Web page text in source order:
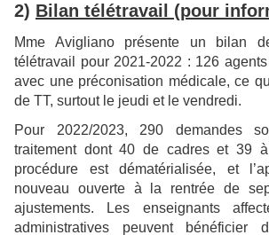
2) Bilan télétravail (pour
Mme Avigliano présente un bilan
télétravail pour 2021-2022 : 126
avec une préconisation médicale, ce
de TT, surtout le jeudi et le vendredi.
Pour 2022/2023, 290 demandes
traitement dont 40 de cadres et 39
procédure est dématérialisée, et
nouveau ouverte à la rentrée de
ajustements. Les enseignants
administratives peuvent bénéficier